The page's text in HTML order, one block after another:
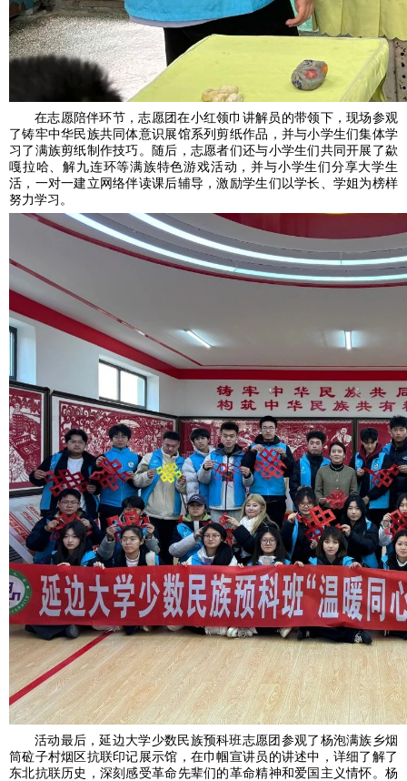
在志愿陪伴环节，志愿团在小红领巾讲解员的带领下，现场参观
了铸牢中华民族共同体意识展馆系列剪纸作品，并与小学生们集体学
习了满族剪纸制作技巧。随后，志愿者们还与小学生们共同开展了歘
嘎拉哈、解九连环等满族特色游戏活动，并与小学生们分享大学生
活，一对一建立网络伴读课后辅导，激励学生们以学长、学姐为榜样
努力学习。
活动最后，延边大学少数民族预科班志愿团参观了杨泡满族乡烟
筒砬子村烟区抗联印记展示馆，在巾帼宣讲员的讲述中，详细了解了
东北抗联历史，深刻感受革命先辈们的革命精神和爱国主义情怀。杨